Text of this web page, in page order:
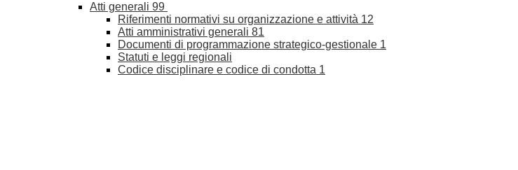
Atti generali 99
Riferimenti normativi su organizzazione e attività 12
Atti amministrativi generali 81
Documenti di programmazione strategico-gestionale 1
Statuti e leggi regionali
Codice disciplinare e codice di condotta 1